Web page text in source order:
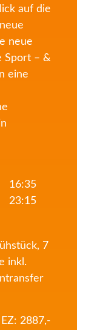
auf die
neue
Sport – &
eine
16:35
23:15
7
inkl.
2887,-